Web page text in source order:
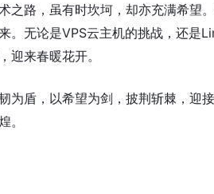
之路，虽有时坎坷，却亦充满希望
。无论是VPS云主机的挑战，还是
迎来春暖花开。
为盾，以希望为剑，披荆斩棘，迎
。